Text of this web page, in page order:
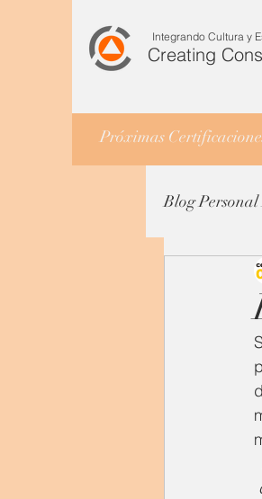
Integrando Cultura y
Creating
Próximas
Blog